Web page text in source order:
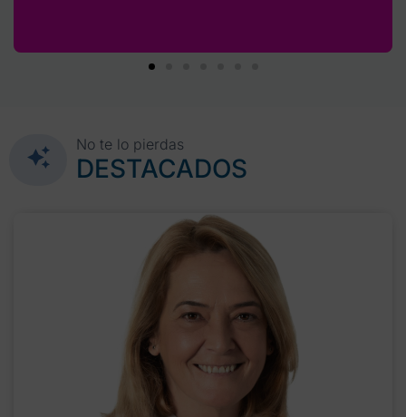
No te lo pierdas
DESTACADOS